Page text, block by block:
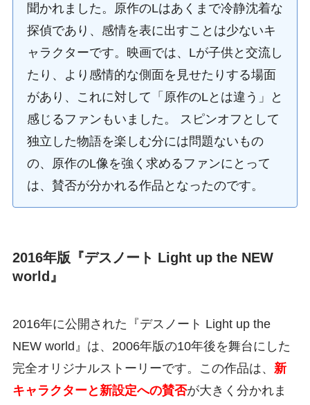
聞かれました。原作のLはあくまで冷静沈着な
探偵であり、感情を表に出すことは少ないキ
ャラクターです。映画では、Lが子供と交流し
たり、より感情的な側面を見せたりする場面
があり、これに対して「原作のLとは違う」と
感じるファンもいました。 スピンオフとして
独立した物語を楽しむ分には問題ないもの
の、原作のL像を強く求めるファンにとって
は、賛否が分かれる作品となったのです。
2016年版『デスノート Light up the NEW
world』
2016年に公開された『デスノート Light up the
NEW world』は、2006年版の10年後を舞台にした
完全オリジナルストーリーです。この作品は、 新
キャラクターと新設定への賛否が大きく分かれま